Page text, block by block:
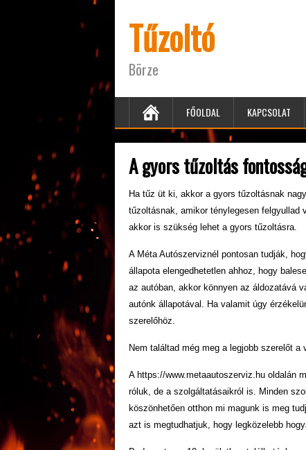
Tűzoltó
Börze
FŐOLDAL KAPCSOLAT
A gyors tűzoltás
Ha tűz üt ki, akkor a gyors tűzoltásnak
tűzoltásnak, amikor ténylegesen felgyullad
akkor is szükség lehet a gyors tűzoltásra.
A Méta Autószerviznél pontosan tudják,
állapota elengedhetetlen ahhoz, hogy
az autóban, akkor könnyen az áldozatává
autónk állapotával. Ha valamit úgy
szerelőhöz.
Nem találtad még meg a legjobb szerelőt
A https://www.metaautoszerviz.hu oldalán
róluk, de a szolgáltatásaikról is. Minden
köszönhetően otthon mi magunk is meg
azt is megtudhatjuk, hogy legközelebb